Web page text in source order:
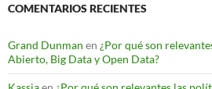
COMENTARIOS RECIENTES
Grand Dunman en ¿Por qué son
Abierto, Big Data y Open Data?